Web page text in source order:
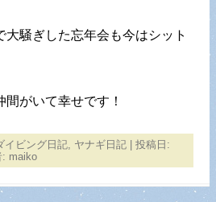
騒ぎした忘年会も今はシット
がいて幸せです！
イビング日記 ヤナギ日記 | 投稿日:
: maiko